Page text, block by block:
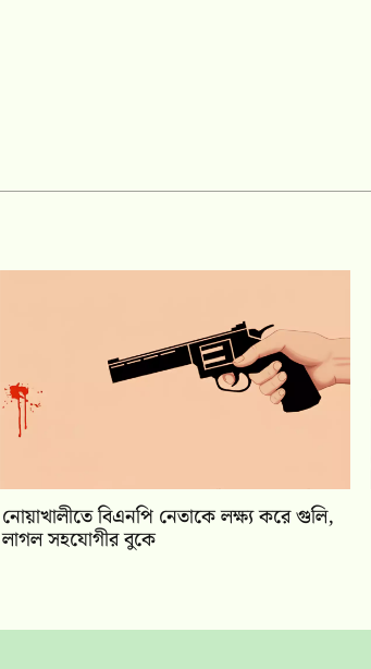
নোয়াখালীতে বিএনপি নেতাকে লক্ষ্য করে গুলি,
লাগল সহযোগীর বুকে